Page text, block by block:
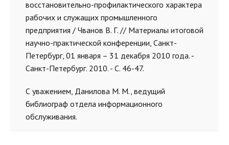
восстановительно-профилактического характера
рабочих и служащих промышленного
предприятия / Чванов В. Г. // Материалы итоговой
научно-практической конференции, Санкт-
Петербург, 01 января – 31 декабря 2010 года. -
Санкт-Петербург. 2010. - С. 46-47.
С уважением, Данилова М. М., ведущий
библиограф отдела информационного
обслуживания.